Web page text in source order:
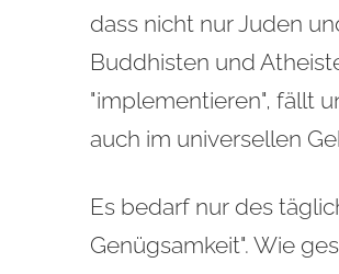
dass nicht nur Juden
Buddhisten und
"implementieren", fällt
auch im universellen
Es bedarf nur des
Genügsamkeit". Wie